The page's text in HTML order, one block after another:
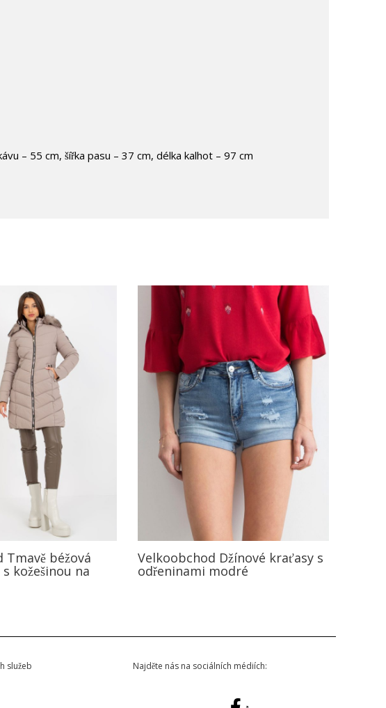
– 55 cm, šířka pasu – 37 cm, délka kalhot – 97 cm
Tmavě béžová
kožešinou na
Velkoobchod Džínové kraťasy s
odřeninami modré
služeb Najděte nás na sociálních médiích: